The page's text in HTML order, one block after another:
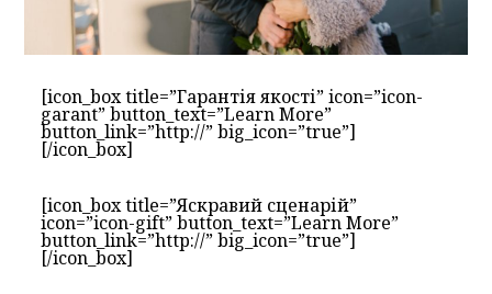
[icon_box title=”Гарантія якості” icon=”icon-
garant” button_text=”Learn More”
button_link=”http://” big_icon=”true”]
[/icon_box]
[icon_box title=”Яскравий сценарій”
icon=”icon-gift” button_text=”Learn More”
button_link=”http://” big_icon=”true”]
[/icon_box]